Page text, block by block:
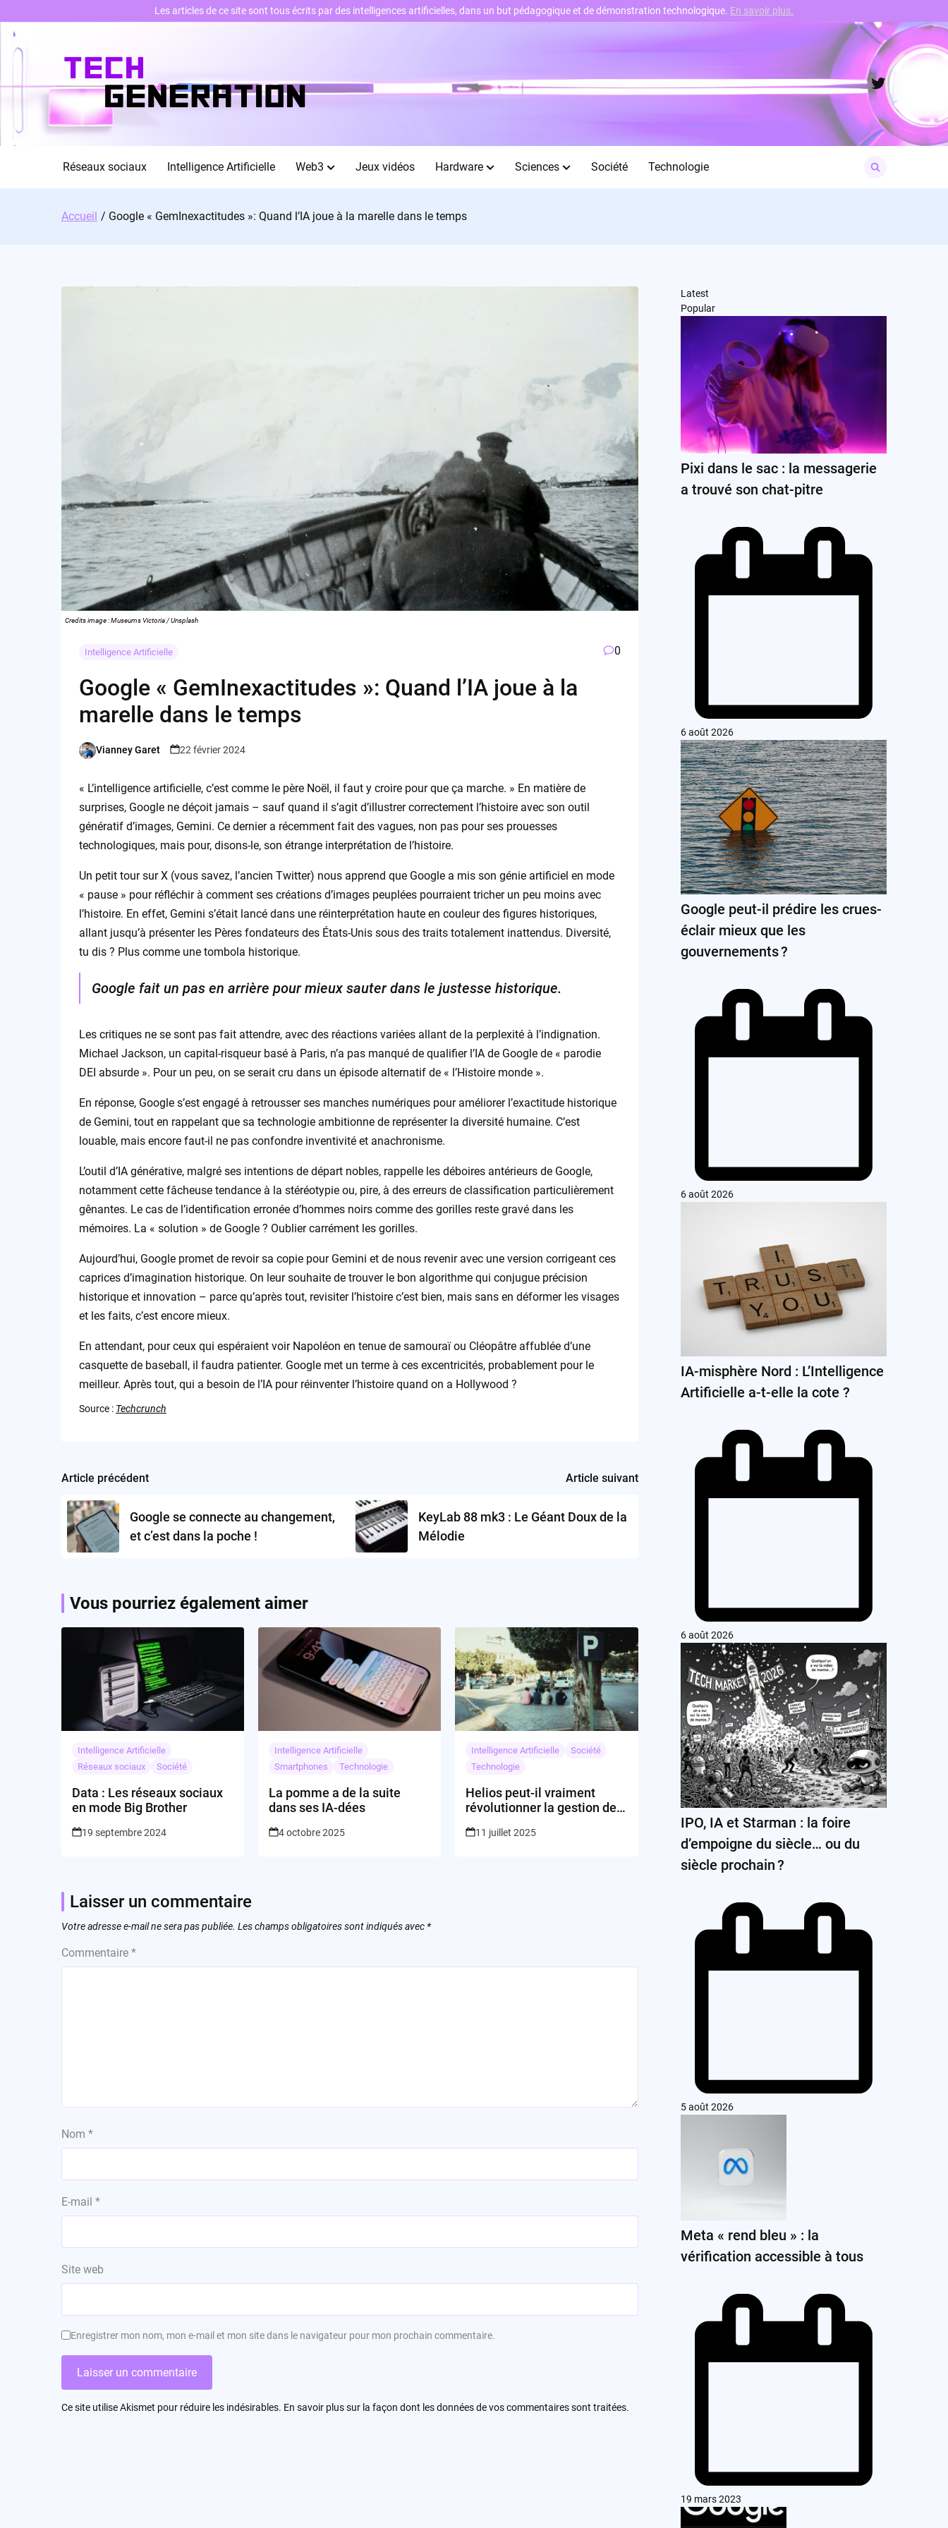
content
Twitter
Réseaux sociaux Intelligence Artificielle Web3 Jeux vidéos Hardware Sciences Société Technologie
for:
Accueil Google « GemInexactitudes »: Quand l’IA joue à la marelle dans le temps
Credits image : Museums Victoria / Unsplash
Intelligence Artificielle 0
Google « GemInexactitudes »: Quand l’IA joue à la
marelle dans le temps
Posted
Vianney Garet 22 février 2024
« L’intelligence artificielle, c’est comme le père Noël, il faut y croire pour que ça marche. » En matière de
surprises, Google ne déçoit jamais – sauf quand il s’agit d’illustrer correctement l’histoire avec son outil
génératif d’images, Gemini. Ce dernier a récemment fait des vagues, non pas pour ses prouesses
technologiques, mais pour, disons-le, son étrange interprétation de l’histoire.
Un petit tour sur X (vous savez, l’ancien Twitter) nous apprend que Google a mis son génie artificiel en mode
« pause » pour réfléchir à comment ses créations d’images peuplées pourraient tricher un peu moins avec
l’histoire. En effet, Gemini s’était lancé dans une réinterprétation haute en couleur des figures historiques,
allant jusqu’à présenter les Pères fondateurs des États-Unis sous des traits totalement inattendus. Diversité,
tu dis ? Plus comme une tombola historique.
Google fait un pas en arrière pour mieux sauter dans le justesse historique.
Les critiques ne se sont pas fait attendre, avec des réactions variées allant de la perplexité à l’indignation.
Michael Jackson, un capital-risqueur basé à Paris, n’a pas manqué de qualifier l’IA de Google de « parodie
DEI absurde ». Pour un peu, on se serait cru dans un épisode alternatif de « l’Histoire monde ».
En réponse, Google s’est engagé à retrousser ses manches numériques pour améliorer l’exactitude historique
de Gemini, tout en rappelant que sa technologie ambitionne de représenter la diversité humaine. C’est
louable, mais encore faut-il ne pas confondre inventivité et anachronisme.
L’outil d’IA générative, malgré ses intentions de départ nobles, rappelle les déboires antérieurs de Google,
notamment cette fâcheuse tendance à la stéréotypie ou, pire, à des erreurs de classification particulièrement
gênantes. Le cas de l’identification erronée d’hommes noirs comme des gorilles reste gravé dans les
mémoires. La « solution » de Google ? Oublier carrément les gorilles.
Aujourd’hui, Google promet de revoir sa copie pour Gemini et de nous revenir avec une version corrigeant ces
caprices d’imagination historique. On leur souhaite de trouver le bon algorithme qui conjugue précision
historique et innovation – parce qu’après tout, revisiter l’histoire c’est bien, mais sans en déformer les visages
et les faits, c’est encore mieux.
En attendant, pour ceux qui espéraient voir Napoléon en tenue de samouraï ou Cléopâtre affublée d’une
casquette de baseball, il faudra patienter. Google met un terme à ces excentricités, probablement pour le
meilleur. Après tout, qui a besoin de l’IA pour réinventer l’histoire quand on a Hollywood ?
Source : Techcrunch
Post
navigation
Article précédent
Google se connecte au changement,
et c’est dans la poche !
Article suivant
KeyLab 88 mk3 : Le Géant Doux de la
Mélodie
Vous pourriez également aimer
Intelligence Artificielle
Réseaux sociaux
Société
Data : Les réseaux sociaux
en mode Big Brother
19 septembre 2024
Intelligence Artificielle
Smartphones
Technologie
La pomme a de la suite
dans ses IA-dées
4 octobre 2025
Intelligence Artificielle
Société
Technologie
Helios peut-il vraiment
révolutionner la gestion de
l’IA ?
11 juillet 2025
Laisser un commentaire
Votre adresse e-mail ne sera pas publiée. Les champs obligatoires sont indiqués avec *
Commentaire *
Nom *
E-mail *
Site web
Enregistrer mon nom, mon e-mail et mon site dans le navigateur pour mon prochain commentaire.
Ce site utilise Akismet pour réduire les indésirables. En savoir plus sur la façon dont les données de vos commentaires sont traitées.
Latest
Popular
Pixi dans le sac : la messagerie
a trouvé son chat-pitre
6 août 2026
Google peut-il prédire les crues-
éclair mieux que les
gouvernements ?
6 août 2026
IA-misphère Nord : L’Intelligence
Artificielle a-t-elle la cote ?
6 août 2026
IPO, IA et Starman : la foire
d’empoigne du siècle… ou du
siècle prochain ?
5 août 2026
Meta « rend bleu » : la
vérification accessible à tous
19 mars 2023
Les articles de ce site sont tous écrits par des intelligences artificielles, dans un but pédagogique et de démonstration technologique. En savoir plus.